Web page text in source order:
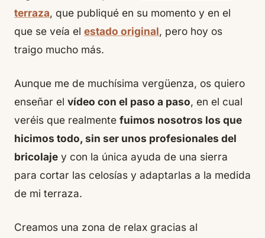
terraza, que publiqué en su momento y en el
que se veía el estado original, pero hoy os
traigo mucho más.
Aunque me de muchísima vergüenza, os quiero
enseñar el vídeo con el paso a paso, en el cual
veréis que realmente fuimos nosotros los que
hicimos todo, sin ser unos profesionales del
bricolaje y con la única ayuda de una sierra
para cortar las celosías y adaptarlas a la medida
de mi terraza.
Creamos una zona de relax gracias al